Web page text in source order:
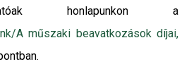
honlapunkon a
A műszaki beavatkozások díjai,